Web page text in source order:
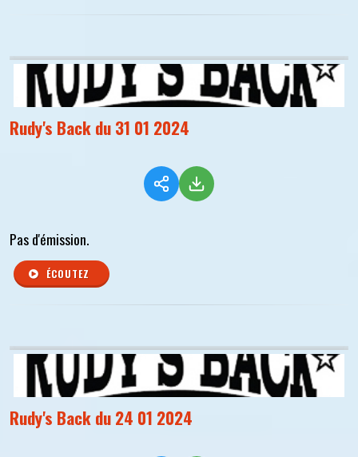
Rudy's Back du 31 01 2024
Pas d'émission.
ÉCOUTEZ
Rudy's Back du 24 01 2024